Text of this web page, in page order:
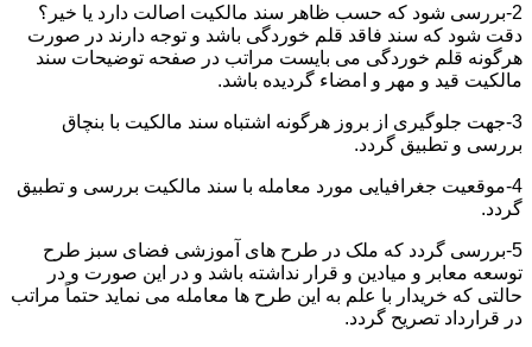
2-بررسی شود که حسب ظاهر سند مالکیت اصالت دارد یا خیر؟
دقت شود که سند فاقد قلم خوردگی باشد و توجه دارند در صورت
هرگونه قلم خوردگی می بایست مراتب در صفحه توضیحات سند
مالکیت قید و مهر و امضاء گردیده باشد.
3-جهت جلوگیری از بروز هرگونه اشتباه سند مالکیت با بنچاق
بررسی و تطبیق گردد.
4-موقعیت جغرافیایی مورد معامله با سند مالکیت بررسی و تطبیق
گردد.
5-بررسی گردد که ملک در طرح های آموزشی فضای سبز طرح
توسعه معابر و میادین و قرار نداشته باشد و در این صورت و در
حالتی که خریدار با علم به این طرح ها معامله می نماید حتماً مراتب
در قرارداد تصریح گردد.